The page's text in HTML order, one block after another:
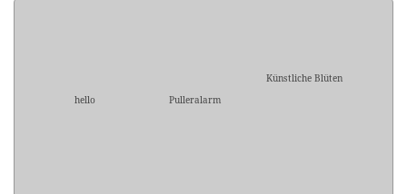
hello Pulleralarm
Künstliche Blüten